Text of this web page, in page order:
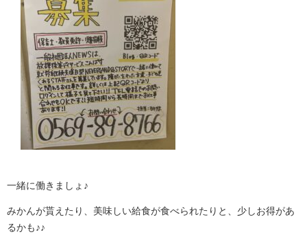
一緒に働きましょ♪
みかんが貰えたり、美味しい給食が食べられたりと、少しお得があ
るかも♪♪